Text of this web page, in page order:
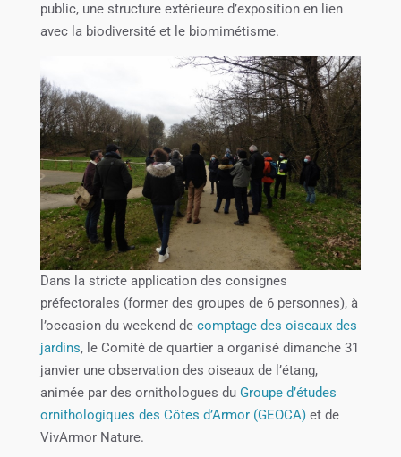
public, une structure extérieure d’exposition en lien
avec la biodiversité et le biomimétisme.
Dans la stricte application des consignes
préfectorales (former des groupes de 6 personnes), à
l’occasion du weekend de comptage des oiseaux des
jardins, le Comité de quartier a organisé dimanche 31
janvier une observation des oiseaux de l’étang,
animée par des ornithologues du Groupe d’études
ornithologiques des Côtes d’Armor (GEOCA)et de
VivArmor Nature.